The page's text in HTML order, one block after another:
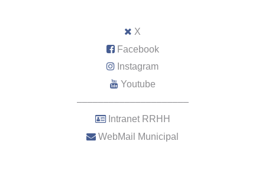
X
Facebook
Instagram
Youtube
–––––––––––––––––––––
Intranet RRHH
WebMail Municipal